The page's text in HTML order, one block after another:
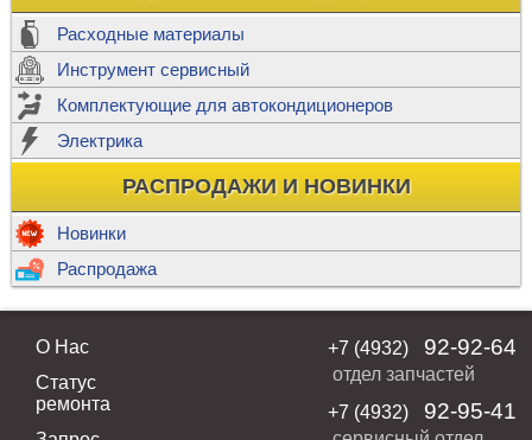
Расходные материалы
Инструмент сервисный
Комплектующие для автокондиционеров
Электрика
РАСПРОДАЖИ И НОВИНКИ
Новинки
Распродажа
О Нас
Статус
ремонта
+7 (4932) 92-92-64
отдел запчастей
+7 (4932)
92-95-41